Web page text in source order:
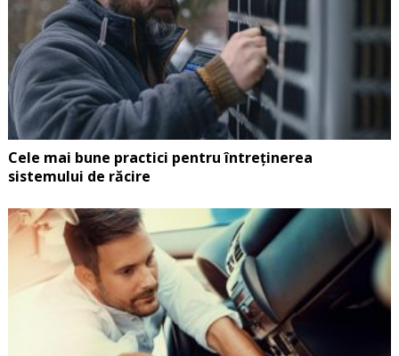
Cele mai bune practici pentru întreținerea
sistemului de răcire